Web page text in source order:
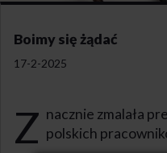
Boimy się żądać
17-2-2025
Z nacznie zmalała
polskich